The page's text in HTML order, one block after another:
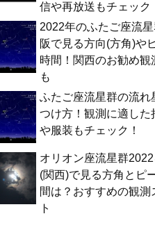
信や再放送もチェック
2022年のふたご座流
阪で見る方向(方角)や
時間！関西のお勧め観
も
ふたご座流星群の流れ
つけ方！観測に適した
や服装もチェック！
オリオン座流星群
(関西)で見る方角とピ
間は？おすすめの観測
ト